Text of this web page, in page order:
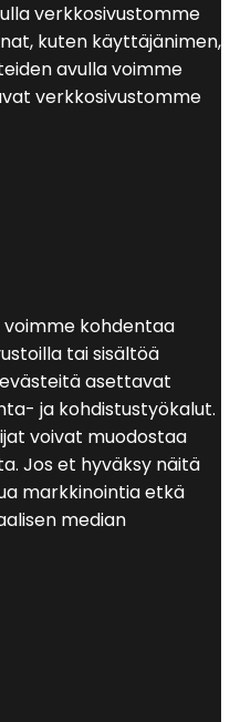
verkkosivustomme
kuten käyttäjänimen,
avulla voimme
verkkosivustomme
kohdentaa
tai sisältöä
evästeitä asettavat
ja kohdistustyökalut.
voivat muodostaa
Jos et hyväksy näitä
markkinointia etkä
median